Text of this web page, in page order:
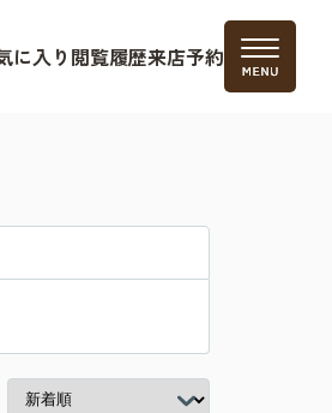
に入り 閲覧履歴来店予約